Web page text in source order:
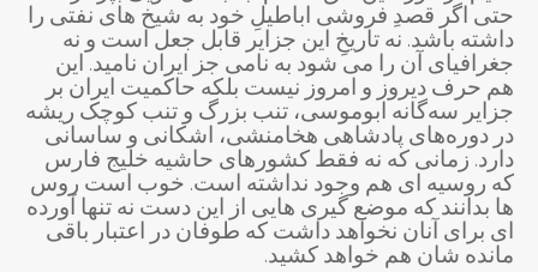
حتی اگر قصدِ فروشی اباطیلِ خود به شیخ های نفتی را
داشته باشد. نه تاریخِ این جزایر قابل جعل است و نه
جغرافیای آن را می شود به نامی جز ایران نامید. این
هم حرف دیروز و امروز نیست بلکه حاکمیت ایران بر
جزایر سه‌گانه ابوموسی، تنب بزرگ و تنب کوچک ریشه
در دوره‌های پادشاهی هخامنشی، اشکانی و ساسانی
دارد. زمانی که نه فقط کشورهای حاشیه خلیج فارس
که روسیه ای هم وجود نداشته است. خوب است روس
ها بدانند که موضع گیری هایی از این دست نه تنها آورده
ای برای آنان نخواهد داشت که طوفان در اعتبار باقی
مانده شان هم خواهد کشید.